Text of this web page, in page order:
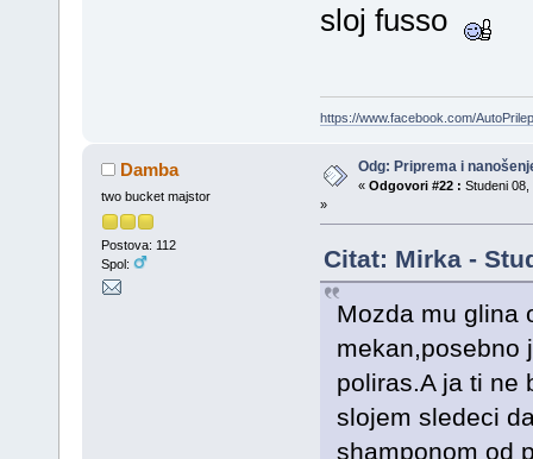
sloj fusso
https://www.facebook.com/
Damba
two bucket majstor
Postova: 112
Spol:
Odg: Priprema i
« Odgovori #22 : Studeni 08,
»
Citat: Mirka -
Mozda mu glina
mekan,posebno
poliras.A ja ti ne
slojem sledeci
shamponom od